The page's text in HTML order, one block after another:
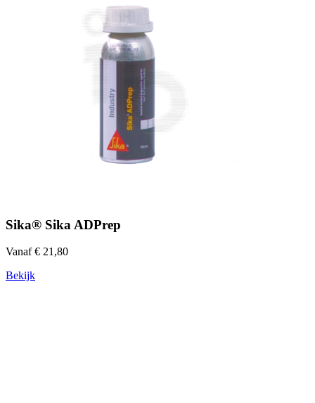
Sika® Sika ADPrep
Vanaf € 21,80
Bekijk